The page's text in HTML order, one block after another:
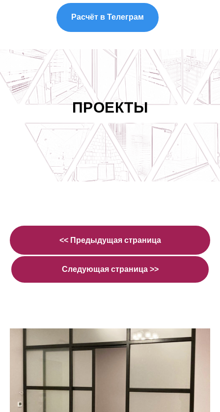
Расчёт в Телеграм
ПРОЕКТЫ
<< Предыдущая страница
Следующая страница >>